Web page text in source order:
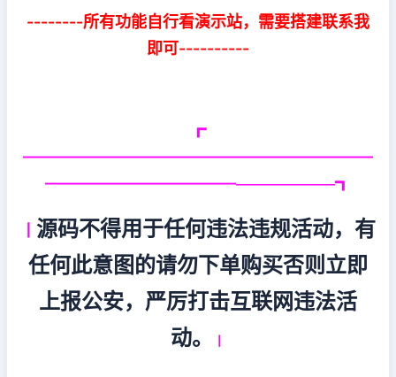
--------所有功能自行看演示站，需要搭建联系我
即可----------
┏
——————————————————————
————————————————————┓
源码不得用于任何违法违规活动，有
任何此意图的请勿下单购买否则立即
上报公安，严厉打击互联网违法活
动。
丨